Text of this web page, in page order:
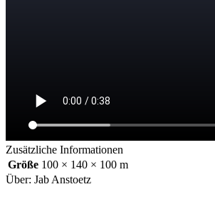
Zusätzliche Informationen
Größe 100 × 140 × 100 m
Über: Jab Anstoetz